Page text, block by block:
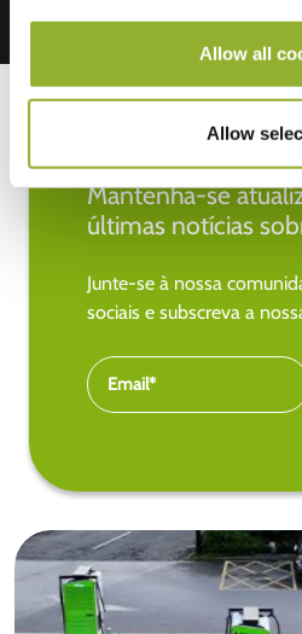
Allow all
Allow
Mantenha-se
últimas notícias
Junte-se à nossa
sociais e subscreva a